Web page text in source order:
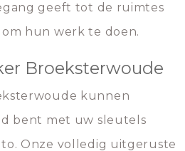
geeft tot de ruimtes
hun werk te doen.
Broeksterwoude
kunnen
bent met uw sleutels
Onze volledig uitgeruste